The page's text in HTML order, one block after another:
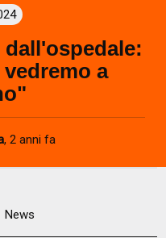
a
, 2 anni fa
News